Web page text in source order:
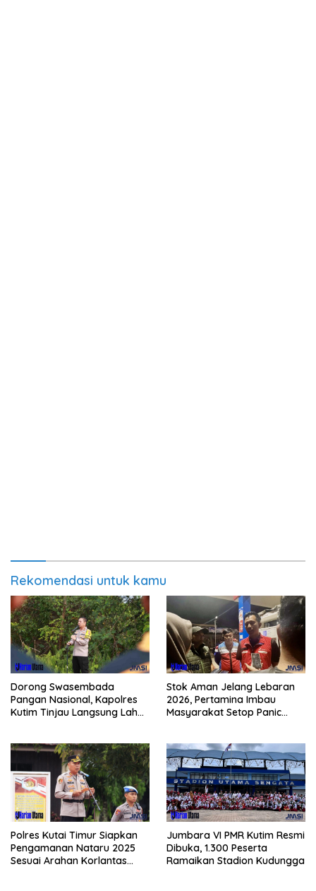
Rekomendasi untuk kamu
Dorong Swasembada
Pangan Nasional, Kapolres
Kutim Tinjau Langsung Lahan
Stok Aman Jelang Lebaran
2026, Pertamina Imbau
Masyarakat Setop Panic
Polres Kutai Timur Siapkan
Pengamanan Nataru 2025
Sesuai Arahan Korlantas
Jumbara VI PMR Kutim Resmi
Dibuka, 1.300 Peserta
Ramaikan Stadion Kudungga